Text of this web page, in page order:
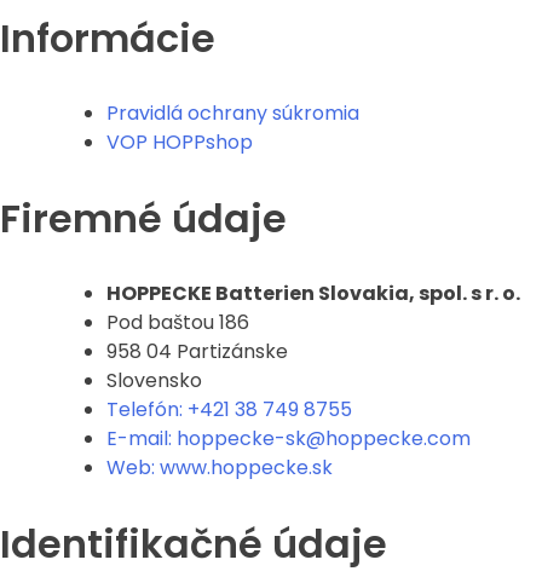
Informácie
Pravidlá ochrany súkromia
VOP HOPPshop
Firemné údaje
HOPPECKE Batterien Slovakia, spol. s r. o.
Pod baštou 186
958 04 Partizánske
Slovensko
Telefón: +421 38 749 8755
E-mail: hoppecke-sk@hoppecke.com
Web: www.hoppecke.sk
Identifikačné údaje